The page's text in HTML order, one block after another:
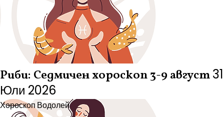
Риби: Седмичен хороскоп 3-9 август31
Юли 2026
ХороскопВодолей